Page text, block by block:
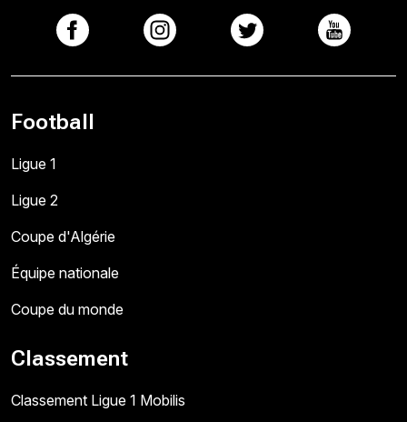
Football
Ligue 1
Ligue 2
Coupe d'Algérie
Équipe nationale
Coupe du monde
Classement
Classement Ligue 1 Mobilis